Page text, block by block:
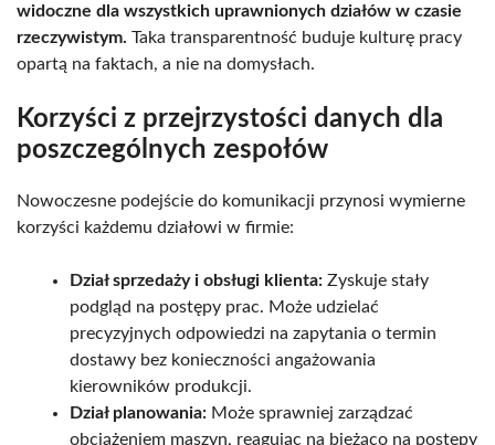
widoczne dla wszystkich uprawnionych działów w czasie
rzeczywistym. Taka transparentność buduje kulturę pracy
opartą na faktach, a nie na domysłach.
Korzyści z przejrzystości danych dla
poszczególnych zespołów
Nowoczesne podejście do komunikacji przynosi wymierne
korzyści każdemu działowi w firmie:
Dział sprzedaży i obsługi klienta: Zyskuje stały
podgląd na postępy prac. Może udzielać
precyzyjnych odpowiedzi na zapytania o termin
dostawy bez konieczności angażowania
kierowników produkcji.
Dział planowania: Może sprawniej zarządzać
obciążeniem maszyn, reagując na bieżąco na postępy